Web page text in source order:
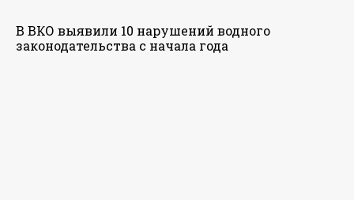
В ВКО выявили 10 нарушений водного
законодательства с начала года